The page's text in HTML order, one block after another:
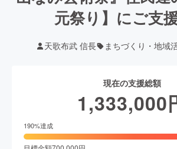
元祭り】にご支
天歌布武 信長 まちづくり・地域
現在の支援総額
1,333,000
190%達成